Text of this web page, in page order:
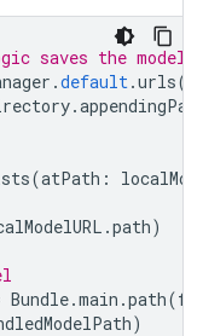
saves the model
.default.urls(
.
(atPath :
.path)
Bundle.main .path(
)